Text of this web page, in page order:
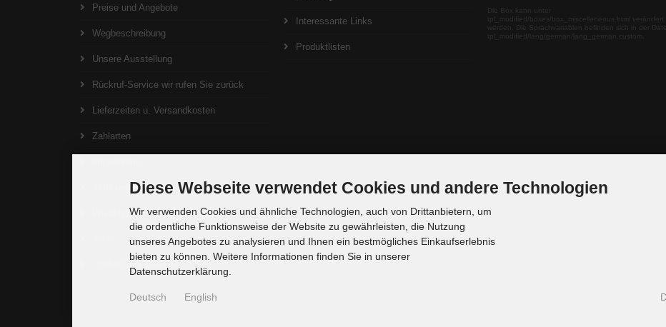
Preise und Angebote
Wegbeschreibung
Unsere Ausstellung
Rückruf-Service wir rufen Sie zurück
Lieferzeiten u. Versandkosten
Zahlarten
AGB und Widerrufsrecht
Privatsphäre und Datenschutz
Interessante Links
Produktlisten
Die Box kann unter
tpl_modified/boxes/box_miscellaneous.html verändert
werden. Die Sprachvariablen befinden sich in der Datei
Diese Webseite verwendet Cookies und andere Technologien
Wir verwenden Cookies und ähnliche Technologien, auch von Drittanbietern, um
die ordentliche Funktionsweise der Website zu gewährleisten, die Nutzung
unseres Angebotes zu analysieren und Ihnen ein bestmögliches Einkaufserlebnis
bieten zu können. Weitere Informationen finden Sie in unserer
Datenschutzerklärung.
Deutsch English